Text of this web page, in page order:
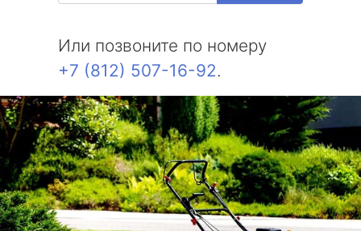
Или позвоните по номеру
+7 (812) 507-16-92.